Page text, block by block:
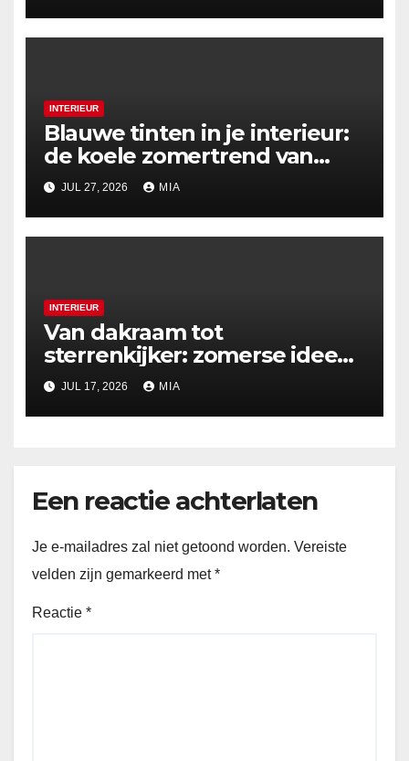
INTERIEUR
Blauwe tinten in je interieur:
de koele zomertrend van
2026
JUL 27, 2026 MIA
INTERIEUR
Van dakraam tot
sterrenkijker: zomerse ideeën
voor nachtelijke uitzichten
JUL 17, 2026 MIA
Een reactie achterlaten
Je e-mailadres zal niet getoond worden. Vereiste
velden zijn gemarkeerd met*
Reactie *